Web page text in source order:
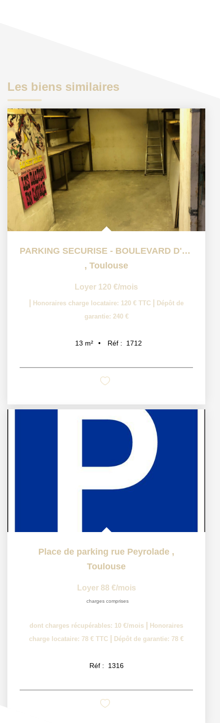
Les biens similaires
PARKING SECURISE - BOULEVARD D'ARCOLE
, Toulouse
Loyer 120 €/mois
Honoraires charge locataire: 120 € TTC
Dépôt de
garantie: 240 €
13 m² Réf : 1712
Place de parking rue Peyrolade ,
Toulouse
Loyer 88 €/mois
charges comprises
dont charges récupérables: 10 €/mois
Honoraires
charge locataire: 78 € TTC
Dépôt de garantie: 78 €
Réf : 1316